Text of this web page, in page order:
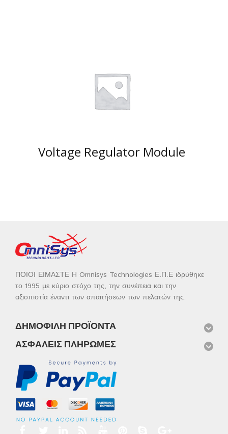
Voltage Regulator Module
ΠΟΙΟΙ ΕΙΜΑΣΤΕ Η Omnisys Technologies Ε.Π.Ε ιδρύθηκε
το 1995 με κύριο στόχο της, την συνέπεια και την
αξιοπιστία έναντι των απαιτήσεων των πελατών της.
ΔΗΜΟΦΙΛΉ ΠΡΟΪΌΝΤΑ
ΑΣΦΑΛΕΊΣ ΠΛΗΡΩΜΈΣ